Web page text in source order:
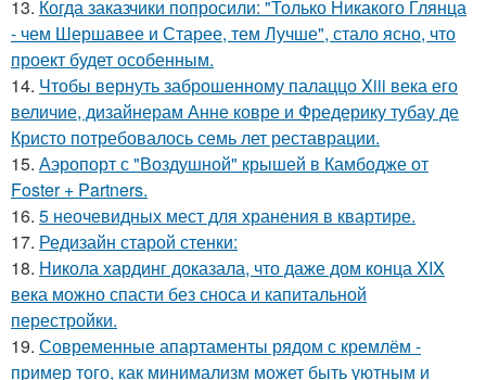
13. Когда заказчики попросили: "Только Никакого Глянца
- чем Шершавее и Старее, тем Лучше", стало ясно, что
проект будет особенным.
14. Чтобы вернуть заброшенному палаццо Xiii века его
величие, дизайнерам Анне ковре и Фредерику тубау де
Кристо потребовалось семь лет реставрации.
15. Аэропорт с "Воздушной" крышей в Камбодже от
Foster + Partners.
16. 5 неочевидных мест для хранения в квартире.
17. Редизайн старой стенки:
18. Никола хардинг доказала, что даже дом конца XIX
века можно спасти без сноса и капитальной
перестройки.
19. Современные апартаменты рядом с кремлём -
пример того, как минимализм может быть уютным и